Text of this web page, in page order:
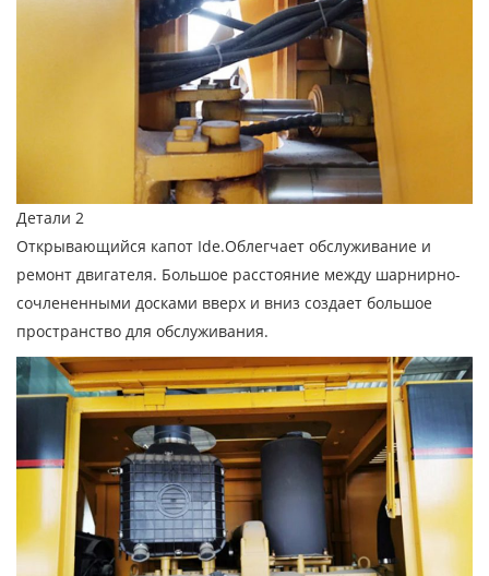
Детали 2
Открывающийся капот Ide.Облегчает обслуживание и
ремонт двигателя. Большое расстояние между шарнирно-
сочлененными досками вверх и вниз создает большое
пространство для обслуживания.